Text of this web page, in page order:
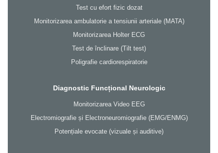
Test cu efort fizic dozat
Monitorizarea ambulatorie a tensiunii arteriale (MATA)
Monitorizarea Holter ECG
Test de înclinare (Tilt test)
Poligrafie cardiorespiratorie
Diagnostic Funcțional Neurologic
Monitorizarea Video EEG
Electromiografie și Electroneuromiografie (EMG/ENMG)
Potențiale evocate (vizuale și auditive)